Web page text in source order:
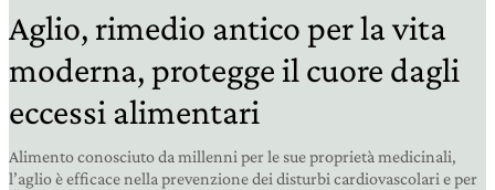
Aglio, rimedio antico per la vita
moderna, protegge il cuore dagli
eccessi alimentari
Alimento conosciuto da millenni per le sue proprietà medicinali,
l’aglio è efficace nella prevenzione dei disturbi cardiovascolari e per